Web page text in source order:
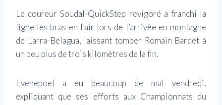
Le coureur Soudal-QuickStep revigoré a franchi la
ligne les bras en l’air lors de l’arrivée en montagne
de Larra-Belagua, laissant tomber Romain Bardet à
un peu plus de trois kilomètres de la fin.
Evenepoel a eu beaucoup de mal vendredi,
expliquant que ses efforts aux Championnats du